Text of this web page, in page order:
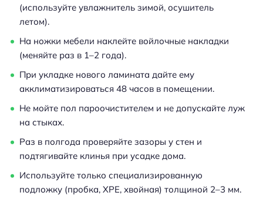
(используйте увлажнитель зимой, осушитель
летом).
На ножки мебели наклейте войлочные накладки
(меняйте раз в 1–2 года).
При укладке нового ламината дайте ему
акклиматизироваться 48 часов в помещении.
Не мойте пол пароочистителем и не допускайте луж
на стыках.
Раз в полгода проверяйте зазоры у стен и
подтягивайте клинья при усадке дома.
Используйте только специализированную
подложку (пробка, XPE, хвойная) толщиной 2–3 мм.